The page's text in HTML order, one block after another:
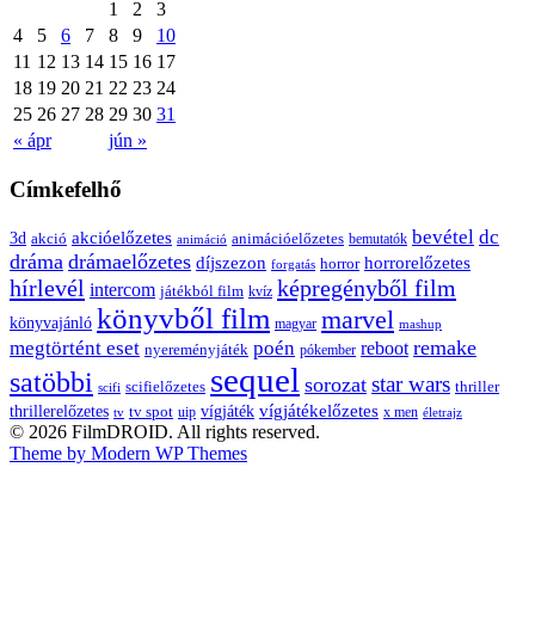
« ápr jún »
1 2
3
4
5 6 7 8 9
10
11 12 13 14 15 16 17
18 19 20 21 22 23 24
25 26 27 28 29 30 31
Címkefelhő
3d akció akcióelőzetes animáció animációelőzetes bemutatók bevétel dc
dráma drámaelőzetes díjszezon forgatás horror horrorelőzetes
hírlevél intercom játékból film kvíz képregényből film
könyvajánló könyvből film magyar marvel mashup
megtörtént eset nyereményjáték poén pókember reboot remake
satöbbi scifi scifielőzetes sequel sorozat star wars thriller
thrillerelőzetes tv tv spot uip vígjáték vígjátékelőzetes x men életrajz
© 2026 FilmDROID. All rights reserved.
Theme by Modern WP Themes